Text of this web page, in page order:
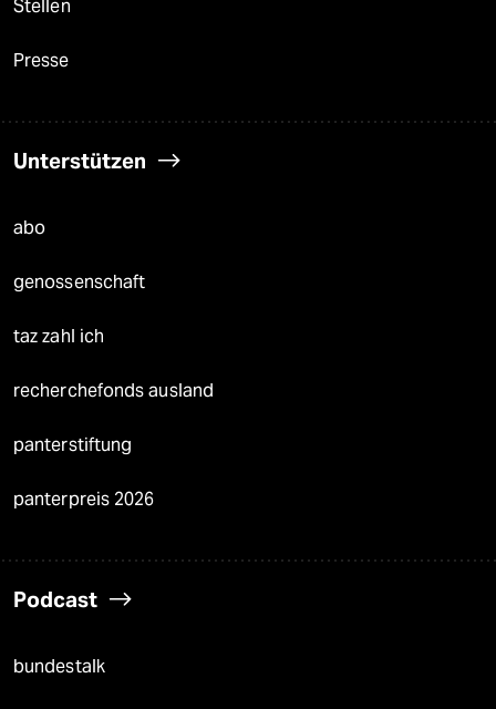
Stellen
Presse
Unterstützen
abo
genossenschaft
taz zahl ich
recherchefonds ausland
panterstiftung
panterpreis 2026
Podcast
bundestalk